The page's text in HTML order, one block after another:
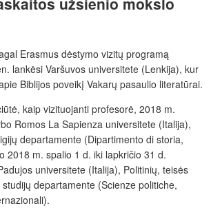
Erasmus dėstymo vizitų programą
lankėsi Varšuvos universitete (Lenkija), kur
Biblijos poveikį Vakarų pasaulio literatūrai.
kaip vizituojanti profesorė, 2018 m.
Romos La Sapienza universitete (Italija),
departamente (Dipartimento di storia,
2018 m. spalio 1 d. iki lapkričio 31 d.
universitete (Italija), Politinių, teisės
departamente (Scienze politiche,